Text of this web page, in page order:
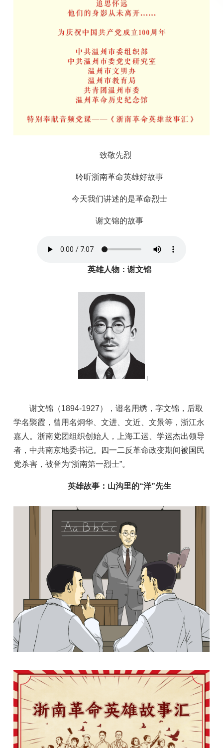
致敬先烈
聆听浙南革命英雄好故事
今天我们讲述的是革命烈士
谢文锦的故事
英雄人物：谢文锦
谢文锦（1894-1927），谱名用绣，字文锦，后取
学名褧霞，曾用名炯华、文进、文近、文景等，浙江永
嘉人。浙南党团组织创始人，上海工运、学运杰出领导
者，中共南京地委书记。四一二反革命政变期间被国民
党杀害，被誉为“浙南第一烈士”。
英雄故事：山沟里的“洋”先生